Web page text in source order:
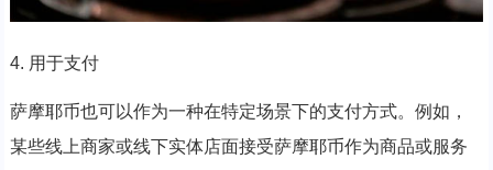
4. 用于支付
萨摩耶币也可以作为一种在特定场景下的支付方式。例如，
某些线上商家或线下实体店面接受萨摩耶币作为商品或服务